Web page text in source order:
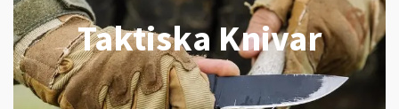
Taktiska Knivar